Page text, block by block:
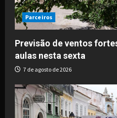
Parceiros
Previsão de ventos
aulas nesta sexta
7 de agosto de 2026